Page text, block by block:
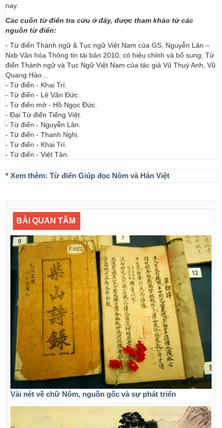
nay.
Các cuốn từ điển tra cứu ở đây, được tham khảo từ các
nguồn từ điển:
- Từ điển Thành ngữ & Tục ngữ Việt Nam của GS. Nguyễn Lân –
Nxb Văn hóa Thông tin tái bản 2010, có hiệu chỉnh và bổ sung; Từ
điển Thành ngữ và Tục Ngữ Việt Nam của tác giả Vũ Thuý Anh, Vũ
Quang Hào…
- Từ điển - Khai Trí.
- Từ điển - Lê Văn Đức.
- Từ điển mở - Hồ Ngọc Đức.
- Đại Từ điển Tiếng Việt.
- Từ điển - Nguyễn Lân.
- Từ điển - Thanh Nghị.
- Từ điển - Khai Trí.
- Từ điển - Việt Tân.
* Xem thêm: Từ điển Giúp đọc Nôm và Hán Việt
BÀI QUAN TÂM
Vài nét về chữ Nôm, nguồn gốc và sự phát triển